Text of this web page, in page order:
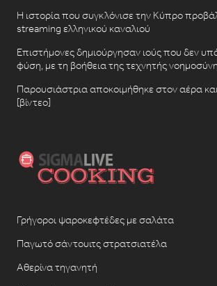
Η ιστορία που συγκλόνισε την Κύπρο
streaming ελληνικού καναλιού
Επιστήμονες δημιούργησαν ιούς που δεν
φύση, με τη βοήθεια της τεχνητής
Παρουσιάστρια αποκοιμήθηκε στον αέρα και
[βίντεο]
Γρήγοροι ψαροκεφτέδες με σαλάτα
Παγωτό σάντουιτς στρατσιατέλα
Αθερίνα τηγανητή